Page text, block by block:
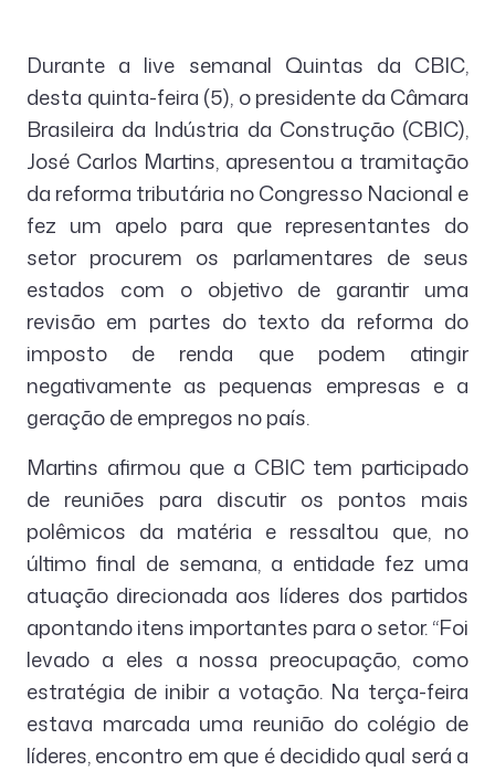
Durante a live semanal Quintas da CBIC,
desta quinta-feira (5), o presidente da Câmara
Brasileira da Indústria da Construção (CBIC),
José Carlos Martins, apresentou a tramitação
da reforma tributária no Congresso Nacional e
fez um apelo para que representantes do
setor procurem os parlamentares de seus
estados com o objetivo de garantir uma
revisão em partes do texto da reforma do
imposto de renda que podem atingir
negativamente as pequenas empresas e a
geração de empregos no país.
Martins afirmou que a CBIC tem participado
de reuniões para discutir os pontos mais
polêmicos da matéria e ressaltou que, no
último final de semana, a entidade fez uma
atuação direcionada aos líderes dos partidos
apontando itens importantes para o setor. “Foi
levado a eles a nossa preocupação, como
estratégia de inibir a votação. Na terça-feira
estava marcada uma reunião do colégio de
líderes, encontro em que é decidido qual será a